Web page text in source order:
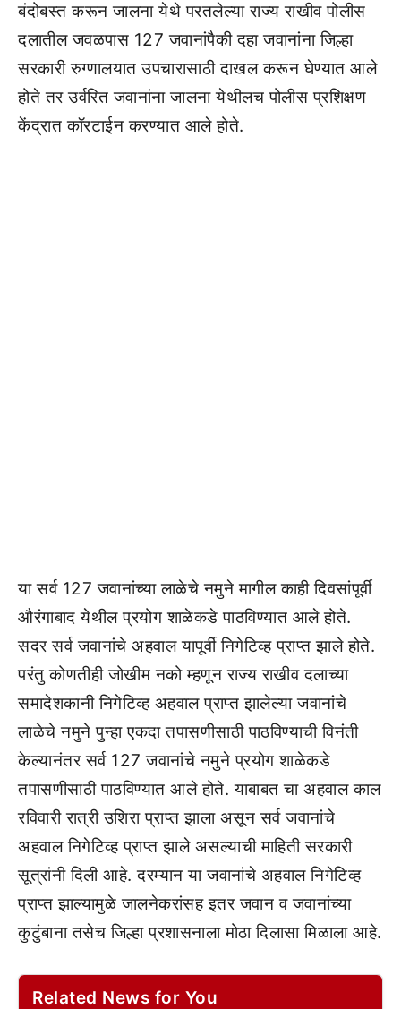
बंदोबस्त करून जालना येथे परतलेल्या राज्य राखीव पोलीस
दलातील जवळपास 127 जवानांपैकी दहा जवानांना जिल्हा
सरकारी रुग्णालयात उपचारासाठी दाखल करून घेण्यात आले
होते तर उर्वरित जवानांना जालना येथीलच पोलीस प्रशिक्षण
केंद्रात कॉरटाईन करण्यात आले होते.
या सर्व 127 जवानांच्या लाळेचे नमुने मागील काही दिवसांपूर्वी
औरंगाबाद येथील प्रयोग शाळेकडे पाठविण्यात आले होते.
सदर सर्व जवानांचे अहवाल यापूर्वी निगेटिव्ह प्राप्त झाले होते.
परंतु कोणतीही जोखीम नको म्हणून राज्य राखीव दलाच्या
समादेशकानी निगेटिव्ह अहवाल प्राप्त झालेल्या जवानांचे
लाळेचे नमुने पुन्हा एकदा तपासणीसाठी पाठविण्याची विनंती
केल्यानंतर सर्व 127 जवानांचे नमुने प्रयोग शाळेकडे
तपासणीसाठी पाठविण्यात आले होते. याबाबत चा अहवाल काल
रविवारी रात्री उशिरा प्राप्त झाला असून सर्व जवानांचे
अहवाल निगेटिव्ह प्राप्त झाले असल्याची माहिती सरकारी
सूत्रांनी दिली आहे. दरम्यान या जवानांचे अहवाल निगेटिव्ह
प्राप्त झाल्यामुळे जालनेकरांसह इतर जवान व जवानांच्या
कुटुंबाना तसेच जिल्हा प्रशासनाला मोठा दिलासा मिळाला आहे.
Related News for You